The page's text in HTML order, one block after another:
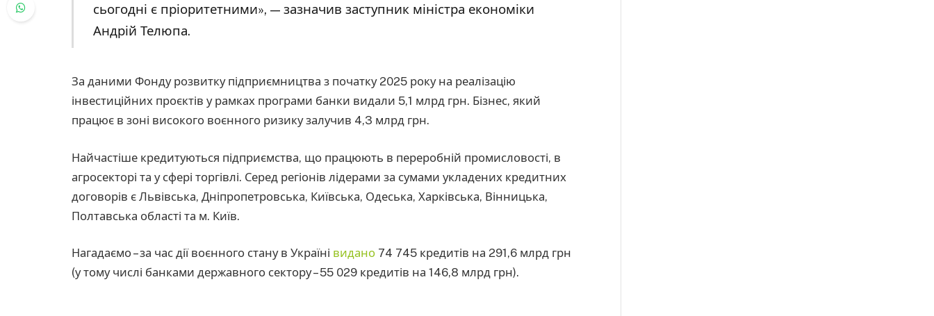
сьогодні є пріоритетними», — зазначив заступник міністра економіки
Андрій Телюпа.
За даними Фонду розвитку підприємництва з початку 2025 року на реалізацію
інвестиційних проєктів у рамках програми банки видали 5,1 млрд грн. Бізнес, який
працює в зоні високого воєнного ризику залучив 4,3 млрд грн.
Найчастіше кредитуються підприємства, що працюють в переробній промисловості, в
агросекторі та у сфері торгівлі. Серед регіонів лідерами за сумами укладених кредитних
договорів є Львівська, Дніпропетровська, Київська, Одеська, Харківська, Вінницька,
Полтавська області та м. Київ.
Нагадаємо – за час дії воєнного стану в Україні видано 74 745 кредитів на 291,6 млрд грн
(у тому числі банками державного сектору – 55 029 кредитів на 146,8 млрд грн).